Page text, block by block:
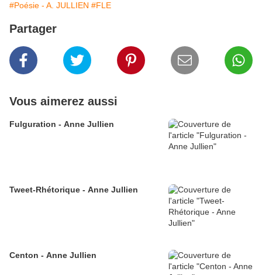
#Poésie - A. JULLIEN #FLE
Partager
Vous aimerez aussi
Fulguration - Anne Jullien
Tweet-Rhétorique - Anne Jullien
Centon - Anne Jullien